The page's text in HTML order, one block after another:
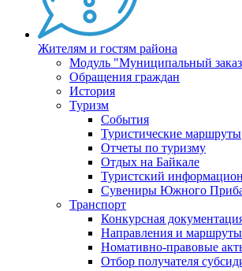
Жителям и гостям района
Модуль "Муниципальный
Обращения граждан
История
Туризм
События
Туристические маршруты
Отчеты по туризму
Отдых на Байкале
Туристский
Сувениры Южного
Транспорт
Конкурсная
Направления и
Номативно-правовые
Отбор получателя